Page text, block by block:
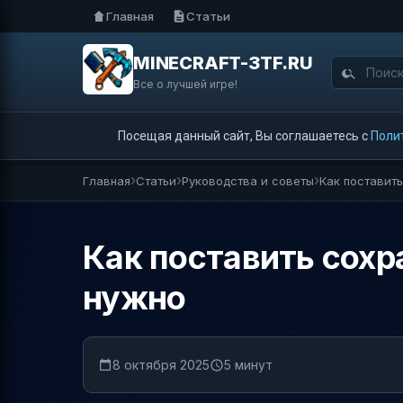
Главная Статьи
MINECRAFT-3TF.RU
Все о лучшей игре!
Посещая данный сайт, Вы соглашаетесь с
Главная Статьи Руководства и советы Как
Как поставить
нужно
8 октября 2025 5 минут